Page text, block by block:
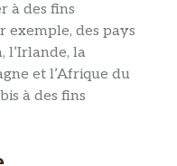
à des fins
exemple, des pays
l’Irlande, la
et l’Afrique du
à des fins